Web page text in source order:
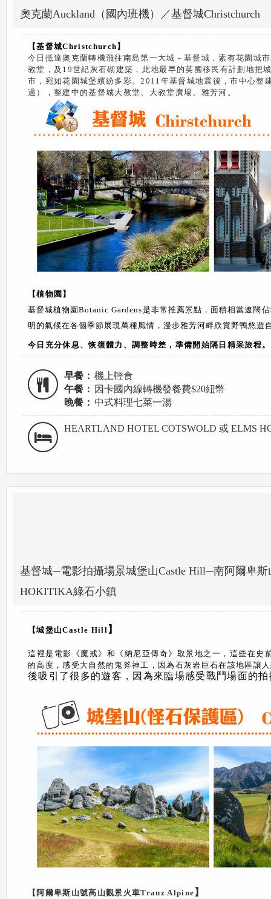
奧克蘭Auckland（國內班機）／基督城Christchurch
【基督城Christchurch 】
今日抵達奧克蘭轉機飛往南島第一大城－基督城，素有花園城
教堂，及19世紀灰石砌建築，此地最早的英國移民有計劃地把
市，宛如花園城堡繽紛多彩。2011年基督城地震後，市中心
過），整建中的基督城大教堂、大教堂廣場、雅芳河。
【植物園】
基督城植物園Botanic Gardens是非常推薦景點，面積相當遼闊
明的氣候在各個季節展現萬種風情，漫步雅芳河畔欣賞野鴨悠遊
今日充分休息、恢復體力、調整時差，準備開始隔日精采旅程。
早餐： 機上輕食
午餐： 因卡國內線轉機發餐費$20紐幣
晚餐： 中式料理七菜一湯
HEARTLAND HOTEL COTSWOLD 或 ELMS
基督城─電影拍攝場景城堡山Castle Hill─南阿爾卑斯
HOKITIKA綠石小鎮
【城堡山Castle Hill 】
這裡是電影《魔戒》和《納尼亞傳奇》取景地之一，這些在
的高度，感受大自然的鬼斧神工，因為石灰岩巨石在該地區讓
後吸引了很多的遊客，因為來臨場感受戰鬥場面的
【阿爾卑斯山號高山觀景火車Tranz Alpine 】